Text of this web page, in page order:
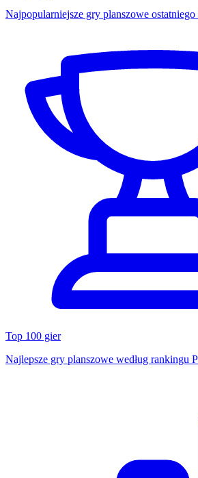
Najpopularniejsze gry planszowe ostatniego
Top 100 gier
Najlepsze gry planszowe według rankingu